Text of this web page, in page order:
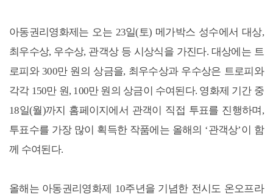
아동권리영화제는 오는 23일(토) 메가박스 성수에서 대상,
최우수상, 우수상, 관객상 등 시상식을 가진다. 대상에는 트
로피와 300만 원의 상금을, 최우수상과 우수상은 트로피와
각각 150만 원, 100만 원의 상금이 수여된다. 영화제 기간 중
18일(월)까지 홈페이지에서 관객이 직접 투표를 진행하며,
투표수를 가장 많이 획득한 작품에는 올해의 ‘관객상’이 함
께 수여된다.
올해는 아동권리영화제 10주년을 기념한 전시도 온오프라